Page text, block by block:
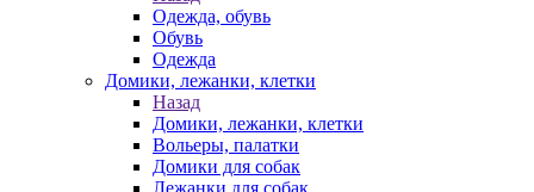
Одежда, обувь
Обувь
Одежда
Домики, лежанки, клетки
Назад
Домики, лежанки, клетки
Вольеры, палатки
Домики для собак
Лежанки для собак